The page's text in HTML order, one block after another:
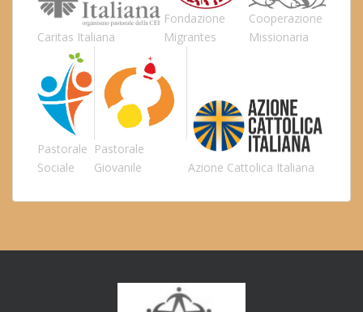
Caritas Italiana
Fondazione
Migrantes
Cooperazione
Missionaria
Pastorale
Sociale
Pastorale
Giovanile
Azione Cattolica Italiana